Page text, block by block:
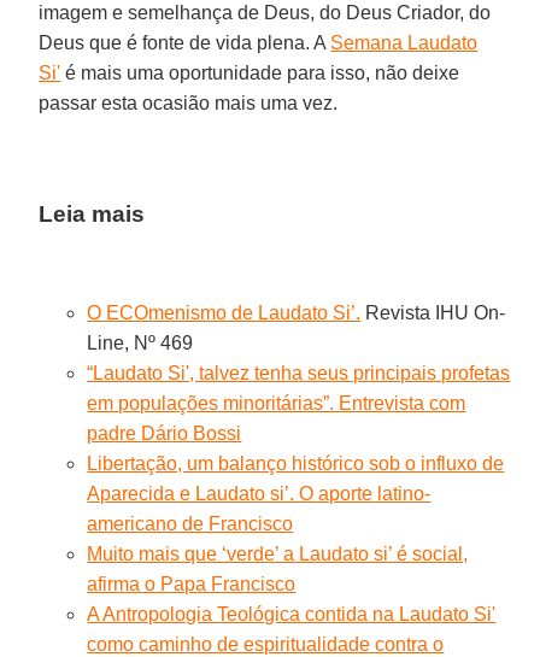
imagem e semelhança de Deus, do Deus Criador, do
Deus que é fonte de vida plena. A Semana Laudato
Si' é mais uma oportunidade para isso, não deixe
passar esta ocasião mais uma vez.
Leia mais
O ECOmenismo de Laudato Si’. Revista IHU On-
Line, Nº 469
“Laudato Si', talvez tenha seus principais profetas
em populações minoritárias”. Entrevista com
padre Dário Bossi
Libertação, um balanço histórico sob o influxo de
Aparecida e Laudato si’. O aporte latino-
americano de Francisco
Muito mais que ‘verde’ a Laudato si’ é social,
afirma o Papa Francisco
A Antropologia Teológica contida na Laudato Si'
como caminho de espiritualidade contra o